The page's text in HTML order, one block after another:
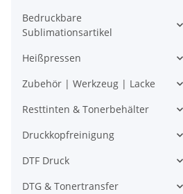
Bedruckbare
Sublimationsartikel
Heißpressen
Zubehör | Werkzeug | Lacke
Resttinten & Tonerbehälter
Druckkopfreinigung
DTF Druck
DTG & Tonertransfer